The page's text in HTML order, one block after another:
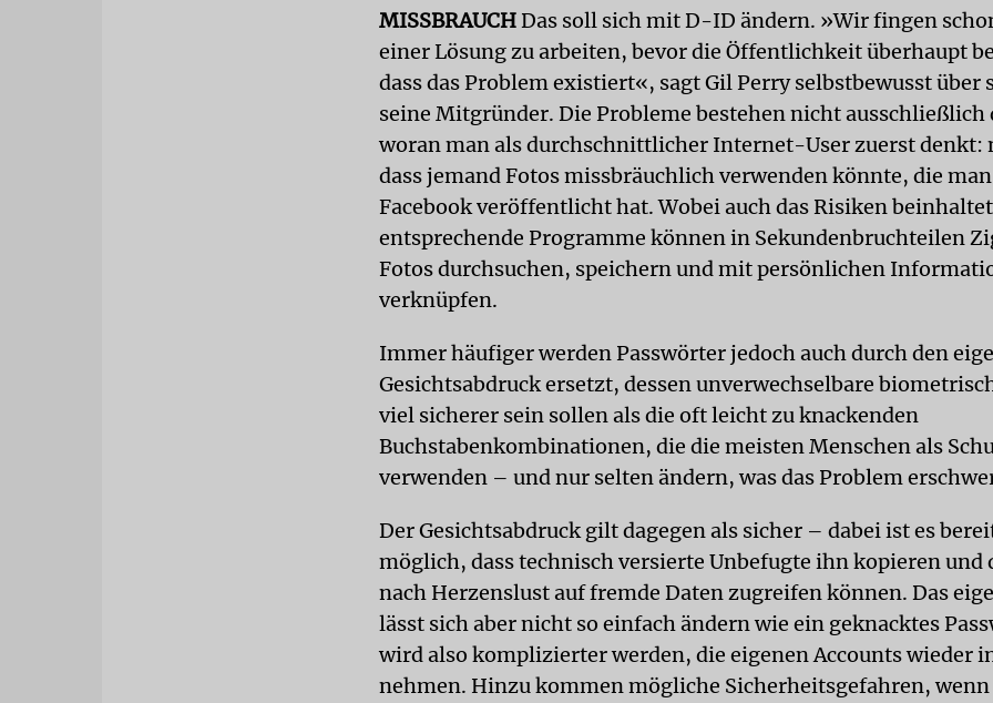
MISSBRAUCHDas soll sich mit D-ID ändern. »Wir fingen
einer Lösung zu arbeiten, bevor die Öffentlichkeit überhaupt
dass das Problem existiert«, sagt Gil Perry selbstbewusst über
seine Mitgründer. Die Probleme bestehen nicht ausschließlich
woran man als durchschnittlicher Internet-User zuerst denkt:
dass jemand Fotos missbräuchlich verwenden könnte, die
Facebook veröffentlicht hat. Wobei auch das Risiken
entsprechende Programme können in Sekundenbruchteilen
Fotos durchsuchen, speichern und mit persönlichen
verknüpfen.
Immer häufiger werden Passwörter jedoch auch durch den
Gesichtsabdruck ersetzt, dessen unverwechselbare
viel sicherer sein sollen als die oft leicht zu knackenden
Buchstabenkombinationen, die die meisten Menschen als
verwenden – und nur selten ändern, was das Problem
Der Gesichtsabdruck gilt dagegen als sicher – dabei ist es
möglich, dass technisch versierte Unbefugte ihn kopieren und
nach Herzenslust auf fremde Daten zugreifen können. Das
lässt sich aber nicht so einfach ändern wie ein geknacktes
wird also komplizierter werden, die eigenen Accounts wieder
nehmen. Hinzu kommen mögliche Sicherheitsgefahren, wenn